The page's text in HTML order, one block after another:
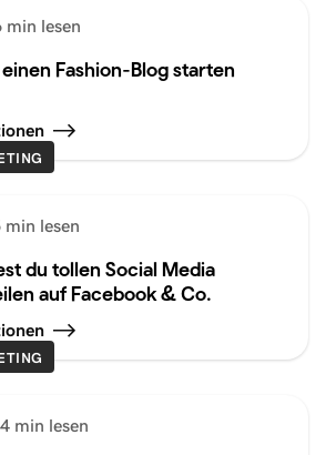
min lesen
Fashion-Blog starten
min lesen
du tollen Social Media
auf Facebook & Co.
4 min lesen